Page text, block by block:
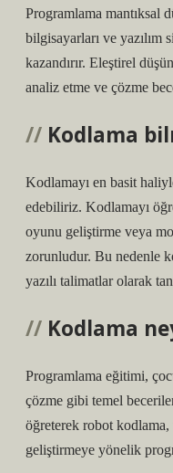
Programlama mantıksal
bilgisayarları ve yazılım
kazandırır. Eleştirel
analiz etme ve çözme
Kodlama
Kodlamayı en basit
edebiliriz. Kodlamayı
oyunu geliştirme veya
zorunludur. Bu nedenle
yazılı talimatlar olarak
Kodlama
Programlama eğitimi,
çözme gibi temel
öğreterek robot kodlama,
geliştirmeye yönelik